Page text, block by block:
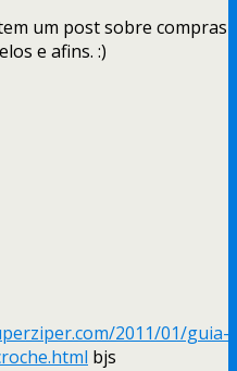
um post sobre compras
e afins. :)
2011/01/guia-
bjs